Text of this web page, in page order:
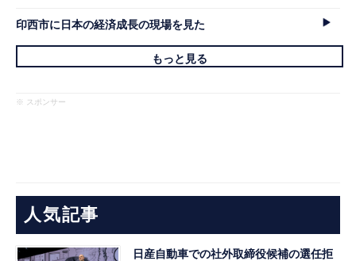
印西市に日本の経済成長の現場を見た
もっと見る
※ スポンサー
人気記事
日産自動車での社外取締役候補の選任拒